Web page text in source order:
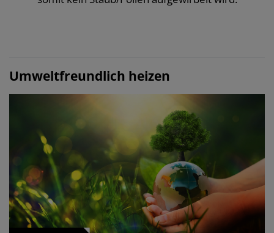
Umweltfreundlich heizen